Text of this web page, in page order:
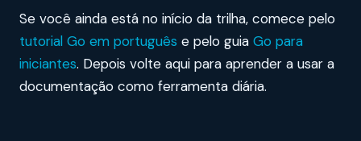
Se você ainda está no início da trilha, comece pelo
tutorial Go em português e pelo guia Go para
iniciantes. Depois volte aqui para aprender a usar a
documentação como ferramenta diária.